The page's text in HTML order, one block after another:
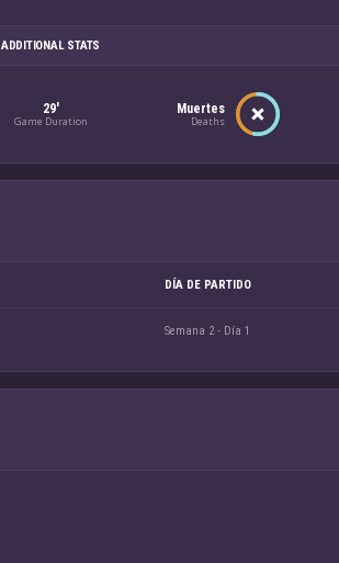
ADDITIONAL STATS
29'
Game Duration
Muertes
Deaths
DÍA DE PARTIDO
Semana 2 - Día 1